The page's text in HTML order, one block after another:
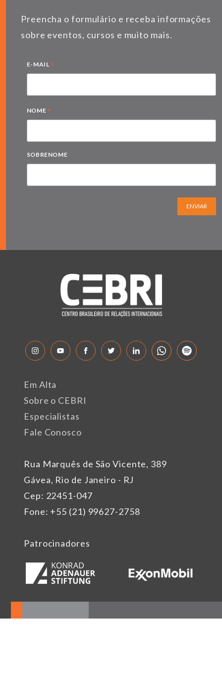
Preencha o formulário e receba informações
sobre eventos, cursos e muito mais.
E-MAIL *
NOME *
SOBRENOME
ENVIAR
Rua Marquês de São Vicente, 389
Gávea, Rio de Janeiro - RJ
Cep: 22451-047
Fone: +55 (21) 99627-2758
Em Alta
Sobre o CEBRI
Especialistas
Fale Conosco
Patrocinadores